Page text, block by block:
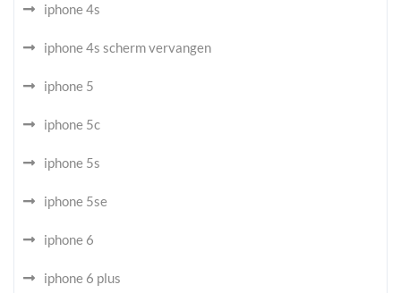
iphone 4s
iphone 4s scherm vervangen
iphone 5
iphone 5c
iphone 5s
iphone 5se
iphone 6
iphone 6 plus